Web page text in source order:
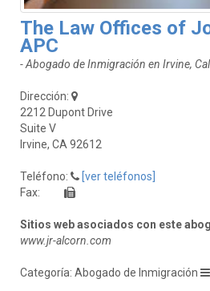
The Law Offices of
APC
- Abogado de Inmigración en Irvine,
Dirección:
2212 Dupont Drive
Suite V
Irvine, CA 92612
Teléfono:
[ver teléfonos]
Fax:
Sitios web asociados con este
www.jr-alcorn.com
Categoría: Abogado de Inmigración